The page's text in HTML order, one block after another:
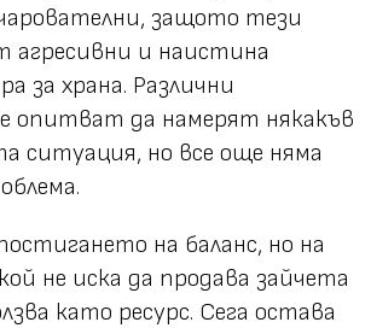
защото тези
агресивни и наистина
за храна. Различни
опитват да намерят някакъв
ситуация, но все още няма
на баланс, но на
не иска да продава зайчета
като ресурс. Сега остава